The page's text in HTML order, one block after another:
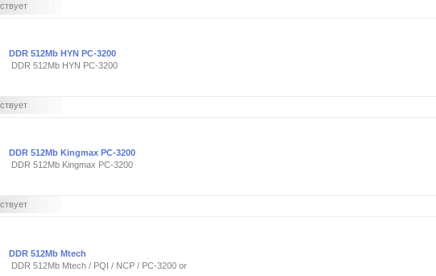
DDR 512Mb HYN PC-3200
DDR 512Mb HYN PC-3200
DDR 512Mb Kingmax PC-3200
DDR 512Mb Kingmax PC-3200
DDR 512Mb Mtech
DDR 512Mb Mtech / PQI / NCP / PC-3200 or